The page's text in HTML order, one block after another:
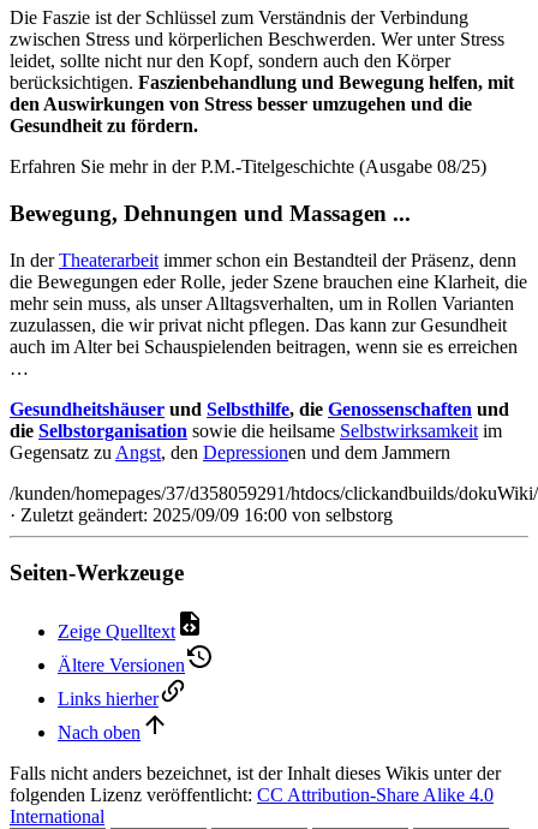
Die Faszie ist der Schlüssel zum Verständnis der Verbindung
zwischen Stress und körperlichen Beschwerden. Wer unter Stress
leidet, sollte nicht nur den Kopf, sondern auch den Körper
berücksichtigen. Faszienbehandlung und Bewegung helfen, mit
den Auswirkungen von Stress besser umzugehen und die
Gesundheit zu fördern.
Erfahren Sie mehr in der P.M.-Titelgeschichte (Ausgabe 08/25)
Bewegung, Dehnungen und Massagen ...
In derTheaterarbeit immer schon ein Bestandteil der Präsenz, denn
die Bewegungen eder Rolle, jeder Szene brauchen eine Klarheit, die
mehr sein muss, als unser Alltagsverhalten, um in Rollen Varianten
zuzulassen, die wir privat nicht pflegen. Das kann zur Gesundheit
auch im Alter bei Schauspielenden beitragen, wenn sie es erreichen
…
Gesundheitshäuser und Selbsthilfe, die Genossenschaften und
die Selbstorganisation sowie die heilsame Selbstwirksamkeit im
Gegensatz zu Angst, den Depressionen und dem Jammern
/kunden/homepages/37/d358059291/htdocs/clickandbuilds/
· Zuletzt geändert: 2025/09/09 16:00 von selbstorg
Seiten-Werkzeuge
Zeige Quelltext
Ältere Versionen
Links hierher
Nach oben
Falls nicht anders bezeichnet, ist der Inhalt dieses Wikis unter der
folgenden Lizenz veröffentlicht: CC Attribution-Share Alike 4.0
International